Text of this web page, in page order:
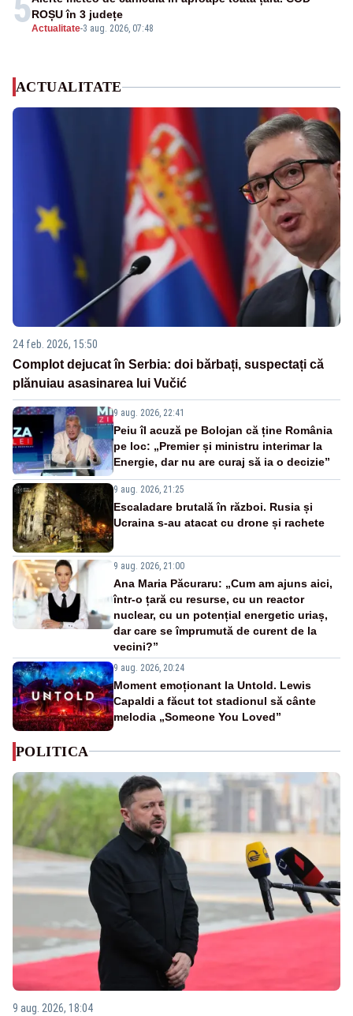
5Actualitate-3 aug. 2026, 07:48
ROȘU în 3 județe
ACTUALITATE
24 feb. 2026, 15:50
Complot dejucat în Serbia: doi bărbați, suspectați că
plănuiau asasinarea lui Vučić
9 aug. 2026, 22:41
Peiu îl acuză pe Bolojan că ține România
pe loc: „Premier și ministru interimar la
Energie, dar nu are curaj să ia o decizie”
9 aug. 2026, 21:25
Escaladare brutală în război. Rusia și
Ucraina s-au atacat cu drone și rachete
9 aug. 2026, 21:00
Ana Maria Păcuraru: „Cum am ajuns aici,
într-o țară cu resurse, cu un reactor
nuclear, cu un potențial energetic uriaș,
dar care se împrumută de curent de la
vecini?”
9 aug. 2026, 20:24
Moment emoționant la Untold. Lewis
Capaldi a făcut tot stadionul să cânte
melodia „Someone You Loved”
POLITICA
9 aug. 2026, 18:04